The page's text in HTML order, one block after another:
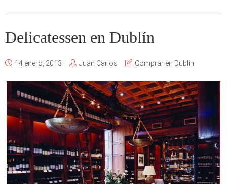
Delicatessen en Dublín
14 enero, 2013 Juan Carlos Comprar en Dublín